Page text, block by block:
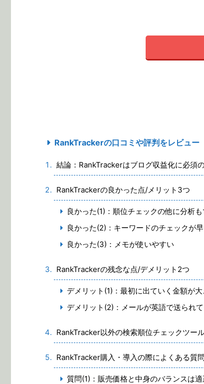
RankTrackerの口コミや評判をレビュー
結論：RankTrackerはブログ収益化に必須
RankTrackerの良かった点/メリット3つ
良かった(1)：順位チェックの他に分析も
良かった(2)：キーワードのチェックが
良かった(3)：メモが使いやすい
RankTrackerの残念な点/デメリット2つ
デメリット(1)：最初に出ていく金額が大
デメリット(2)：メールが英語で送られ
RankTracker以外の検索順位チェックツー
RankTracker購入・導入の際によくある質
質問(1)：販売価格と中身のバランスは適